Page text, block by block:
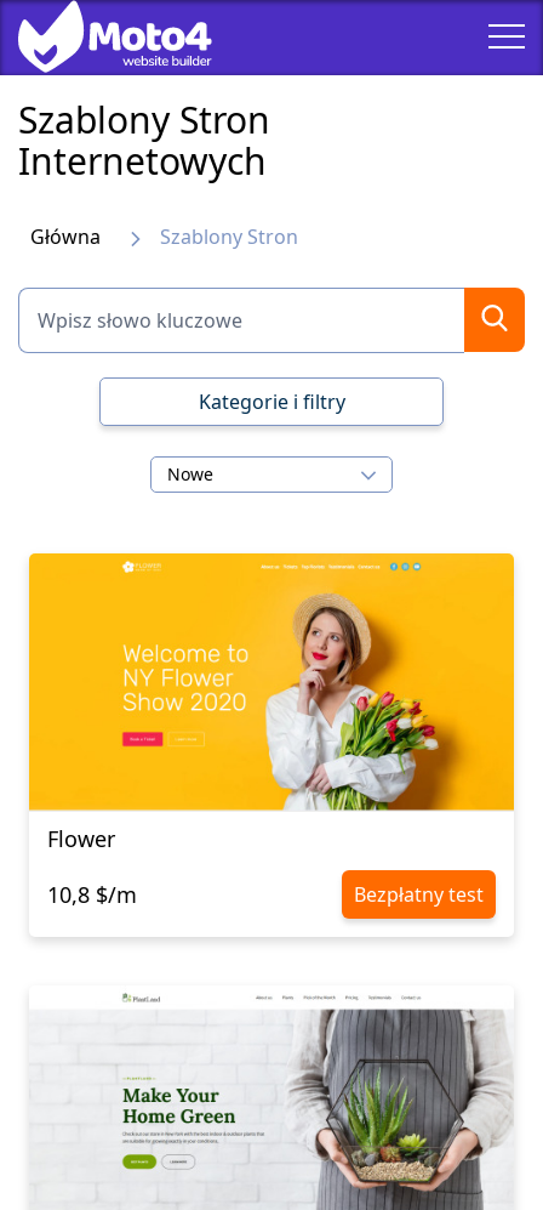
Szablony Stron
Internetowych
Główna Szablony Stron
Kategorie i filtry
Nowe
Flower
10,8 $/m
Bezpłatny test